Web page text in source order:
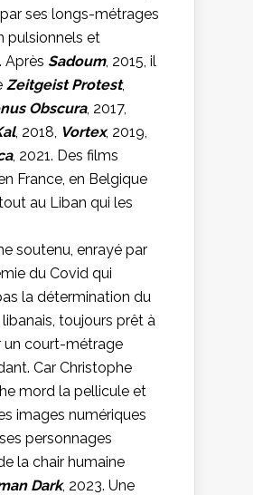
ses longs-métrages
pulsionnels et
Après Sadoum, 2015, il
Zeitgeist Protest,
Obscura, 2017,
, 2018, Vortex, 2019,
, 2021. Des films
France, en Belgique
au Liban qui les
soutenu, enrayé par
du Covid qui
la détermination du
toujours prêt à
un court-métrage
Car Christophe
mord la pellicule et
images numériques
personnages
la chair humaine
Dark, 2023. Une